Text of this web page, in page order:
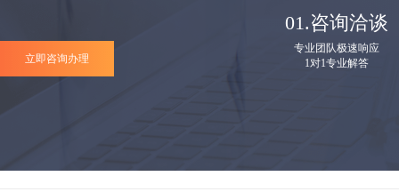
立即咨询办理
01.咨询洽谈
专业团队极速响应
1对1专业解答